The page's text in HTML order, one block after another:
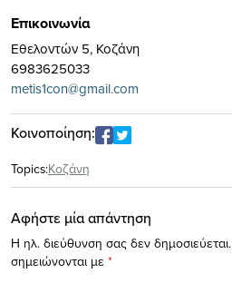
Επικοινωνία
Εθελοντών 5, Κοζάνη
6983625033
metis1con@gmail.com
Κοινοποίηση:
Topics:Κοζάνη
Αφήστε μία απάντηση
Η ηλ. διεύθυνση σας δεν δημοσιεύεται.
σημειώνονται με *